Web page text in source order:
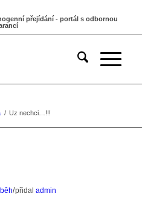
přejídání - portál s odbornou
/ Uz nechci…!!!
/přidal admin